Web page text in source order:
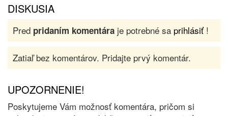
DISKUSIA
Pred pridaním komentára je potrebné sa prihlásiť!
Zatiaľ bez komentárov. Pridajte prvý komentár.
UPOZORNENIE!
Poskytujeme Vám možnosť komentára, pričom si